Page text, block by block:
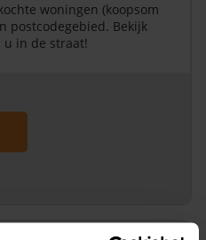
woningen (koopsom
postcodegebied. Bekijk
u in de straat!